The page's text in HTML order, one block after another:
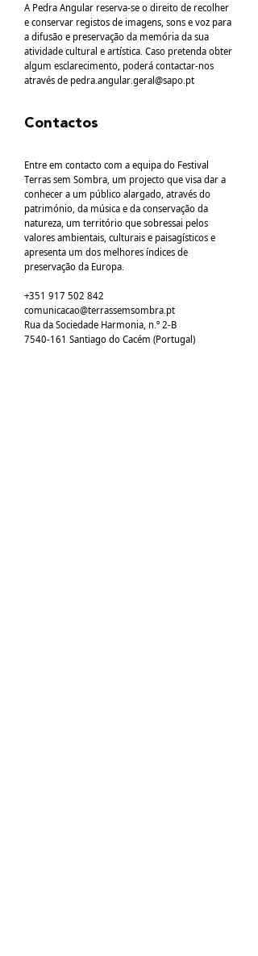
A Pedra Angular reserva-se o direito de recolher
e conservar registos de imagens, sons e voz para
a difusão e preservação da memória da sua
atividade cultural e artística. Caso pretenda obter
algum esclarecimento, poderá contactar-nos
através de pedra.angular.geral@sapo.pt
Contactos
Entre em contacto com a equipa do Festival
Terras sem Sombra, um projecto que visa dar a
conhecer a um público alargado, através do
património, da música e da conservação da
natureza, um território que sobressai pelos
valores ambientais, culturais e paisagísticos e
apresenta um dos melhores índices de
preservação da Europa.
+351 917 502 842
comunicacao@terrassemsombra.pt
​Rua da Sociedade Harmonia, n.º 2-B
7540-161 Santiago do Cacém (Portugal)